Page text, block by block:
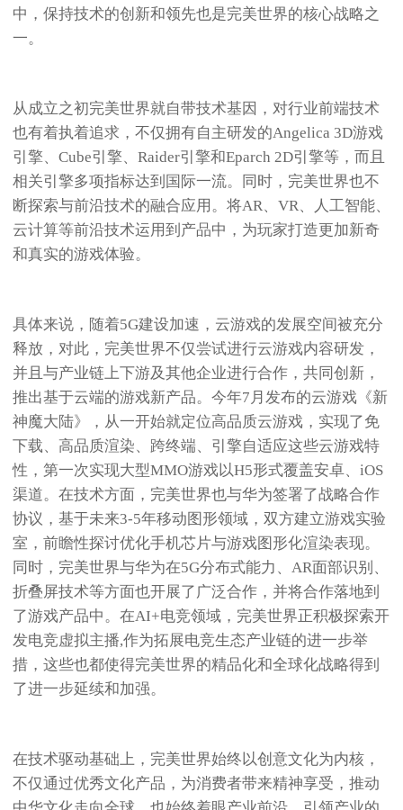
中，保持技术的创新和领先也是完美世界的核心战略之
一。
从成立之初完美世界就自带技术基因，对行业前端技术
也有着执着追求，不仅拥有自主研发的Angelica 3D游戏
引擎、Cube引擎、Raider引擎和Eparch 2D引擎等，而且
相关引擎多项指标达到国际一流。同时，完美世界也不
断探索与前沿技术的融合应用。将AR、VR、人工智能、
云计算等前沿技术运用到产品中，为玩家打造更加新奇
和真实的游戏体验。
具体来说，随着5G建设加速，云游戏的发展空间被充分
释放，对此，完美世界不仅尝试进行云游戏内容研发，
并且与产业链上下游及其他企业进行合作，共同创新，
推出基于云端的游戏新产品。今年7月发布的云游戏《新
神魔大陆》，从一开始就定位高品质云游戏，实现了免
下载、高品质渲染、跨终端、引擎自适应这些云游戏特
性，第一次实现大型MMO游戏以H5形式覆盖安卓、iOS
渠道。在技术方面，完美世界也与华为签署了战略合作
协议，基于未来3-5年移动图形领域，双方建立游戏实验
室，前瞻性探讨优化手机芯片与游戏图形化渲染表现。
同时，完美世界与华为在5G分布式能力、AR面部识别、
折叠屏技术等方面也开展了广泛合作，并将合作落地到
了游戏产品中。在AI+电竞领域，完美世界正积极探索开
发电竞虚拟主播,作为拓展电竞生态产业链的进一步举
措，这些也都使得完美世界的精品化和全球化战略得到
了进一步延续和加强。
在技术驱动基础上，完美世界始终以创意文化为内核，
不仅通过优秀文化产品，为消费者带来精神享受，推动